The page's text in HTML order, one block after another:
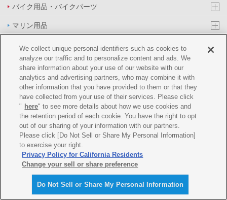
バイク用品・バイクパーツ
マリン用品
PAS/YPJ用品
その他用品
イベント&エンターテイメント
オンラインショップ
企業情報
ご利用規約 推薦環境 プライバシーポリシー Cookie ポリシー
We collect unique personal identifiers such as cookies to
analyze our traffic and to personalize content and ads. We
share information about your use of our website with our
analytics and advertising partners, who may combine it with
other information that you have provided to them or that they
have collected from your use of their services. Please click
" here" to see more details about how we use cookies and
the retention period of each cookie. You have the right to opt
out of our sharing of your information with our partners.
Please click [Do Not Sell or Share My Personal Information]
to exercise your right.
Privacy Policy for California Residents
Change your sell or share preference
Do Not Sell or Share My Personal Information